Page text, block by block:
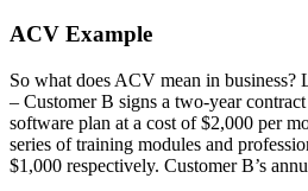
ACV Example
So what does ACV mean in business?
– Customer B signs a two-year
software plan at a cost of $2,000 per
series of training modules and
$1,000 respectively. Customer B’s